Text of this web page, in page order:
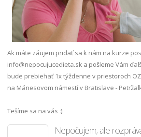
Ak máte záujem pridať sa k nám na kurze
info@nepocujucedieta.sk a pošleme Vám
bude prebiehať 1x týždenne v priestoroch
na Mánesovom námestí v Bratislave -
Tešíme sa na vás :)
Nepočujem, ale